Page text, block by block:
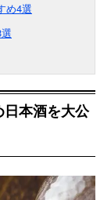
め4選
本酒を大公